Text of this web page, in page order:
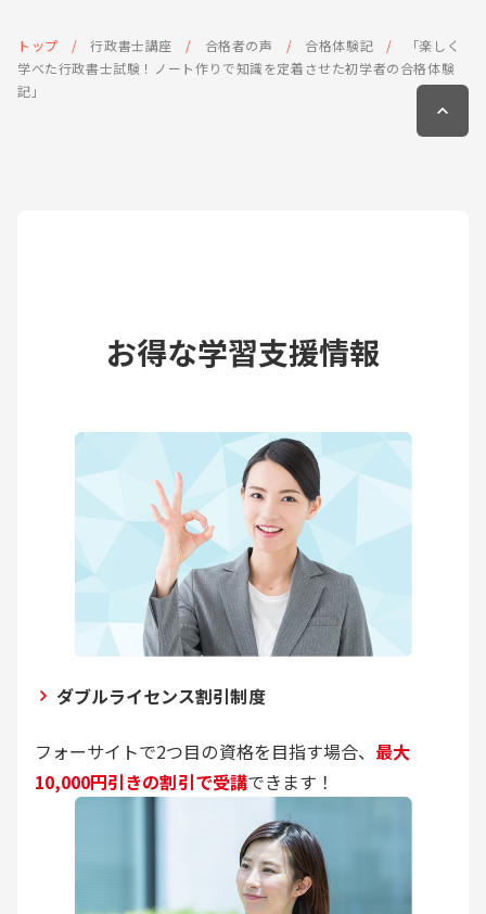
トップ 行政書士講座 合格者の声 合格体験記
「楽しく
学べた行政書士試験！ノート作りで知識を定着させた初学者の合格体験
記」
お得な学習支援情報
ダブルライセンス割引制度
フォーサイトで2つ目の資格を目指す場合、 最大
10,000円引きの割引で受講できます！